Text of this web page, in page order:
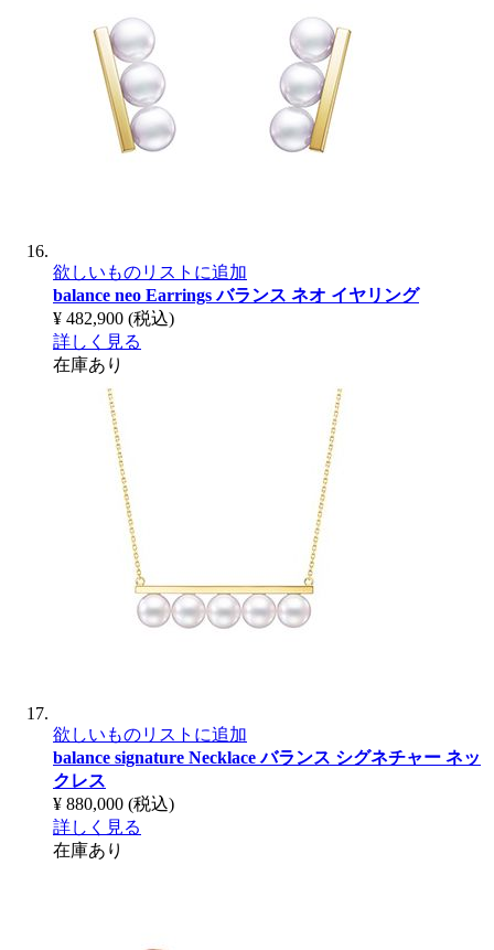
欲しいものリストに追加
balance neo Earringsバランス ネオ イヤリング
¥ 482,900 (税込)
詳しく見る
在庫あり
欲しいものリストに追加
balance signature Necklaceバランス シグネチャー ネッ
クレス
¥ 880,000 (税込)
詳しく見る
在庫あり